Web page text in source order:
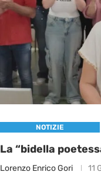
NOTIZIE
La “bidella
Lorenzo Enrico Gori 11